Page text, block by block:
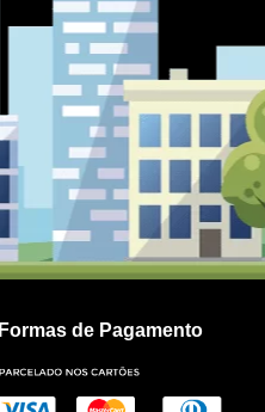
Formas de Pagamento